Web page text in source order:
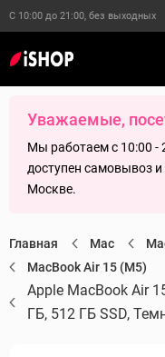
С 10:00 до 21:00, без выходных
Уважаемые,
Мы работаем с 10:00 -
доступен самовывоз
Москве.
Главная Mac
MacBook Air 15 (M5)
Apple MacBook Air
ГБ, 512 ГБ SSD,